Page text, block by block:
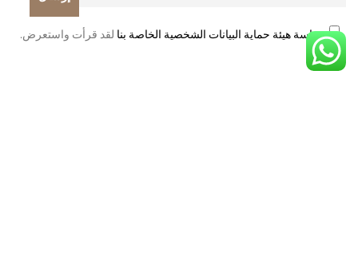
سياسة هيئة حماية البيانات الشخصية الخاصة بنا لقد قرأت واستعرض.